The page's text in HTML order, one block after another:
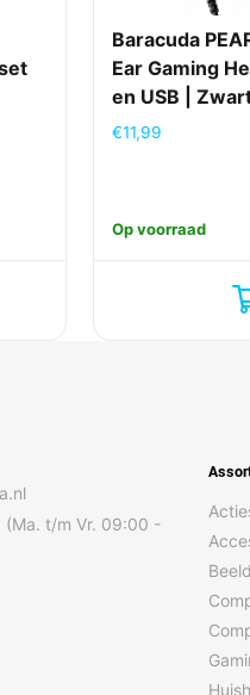
Baracuda
Ear Gaming
en USB |
€11,99
Op voorraad
t/m Vr. 09:00 -